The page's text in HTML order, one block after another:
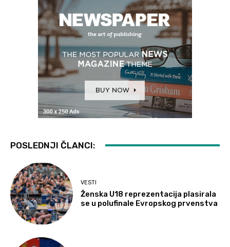
POSLEDNJI ČLANCI:
VESTI
Ženska U18 reprezentacija plasirala
se u polufinale Evropskog prvenstva